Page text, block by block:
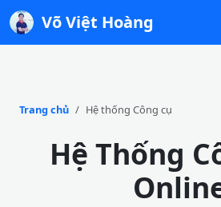
Võ Việt Hoàng
Trang chủ Hệ thống Công cụ
Hệ Thống